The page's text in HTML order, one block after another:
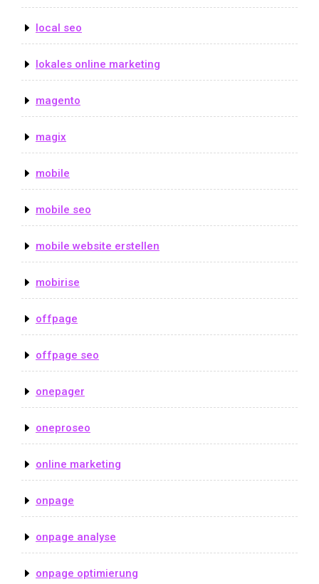
local seo
lokales online marketing
magento
magix
mobile
mobile seo
mobile website erstellen
mobirise
offpage
offpage seo
onepager
oneproseo
online marketing
onpage
onpage analyse
onpage optimierung